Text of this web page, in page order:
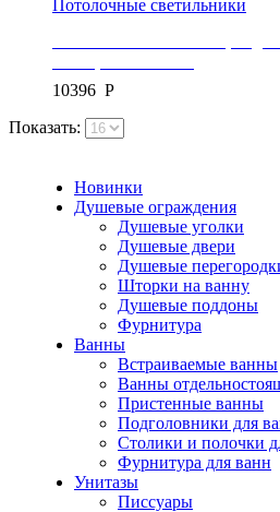
Потолочные светильники
10396 Р
Показать:
Новинки
Душевые ограждения
Душевые уголки
Душевые двери
Душевые
Шторки на ванну
Душевые поддоны
Фурнитура
Ванны
Встраиваемые ванны
Ванны
Пристенные ванны
Подголовники для
Столики и полочки
Фурнитура для ванн
Унитазы
Писсуары